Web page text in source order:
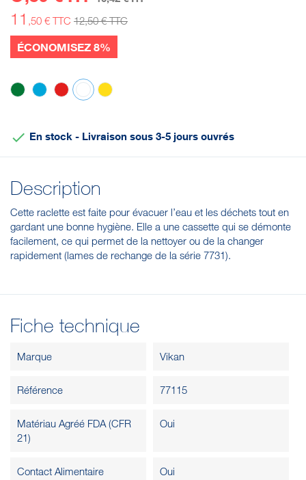
11 ,50 € TTC 12,50 € TTC
ÉCONOMISEZ 8%
 En stock - Livraison sous 3-5 jours ouvrés
Description
Cette raclette est faite pour évacuer l’eau et les déchets tout en
gardant une bonne hygiène. Elle a une cassette qui se démonte
facilement, ce qui permet de la nettoyer ou de la changer
rapidement (lames de rechange de la série 7731).
Fiche technique
Marque Vikan
Référence 77115
Matériau Agréé FDA (CFR
21)
Oui
Contact Alimentaire Oui